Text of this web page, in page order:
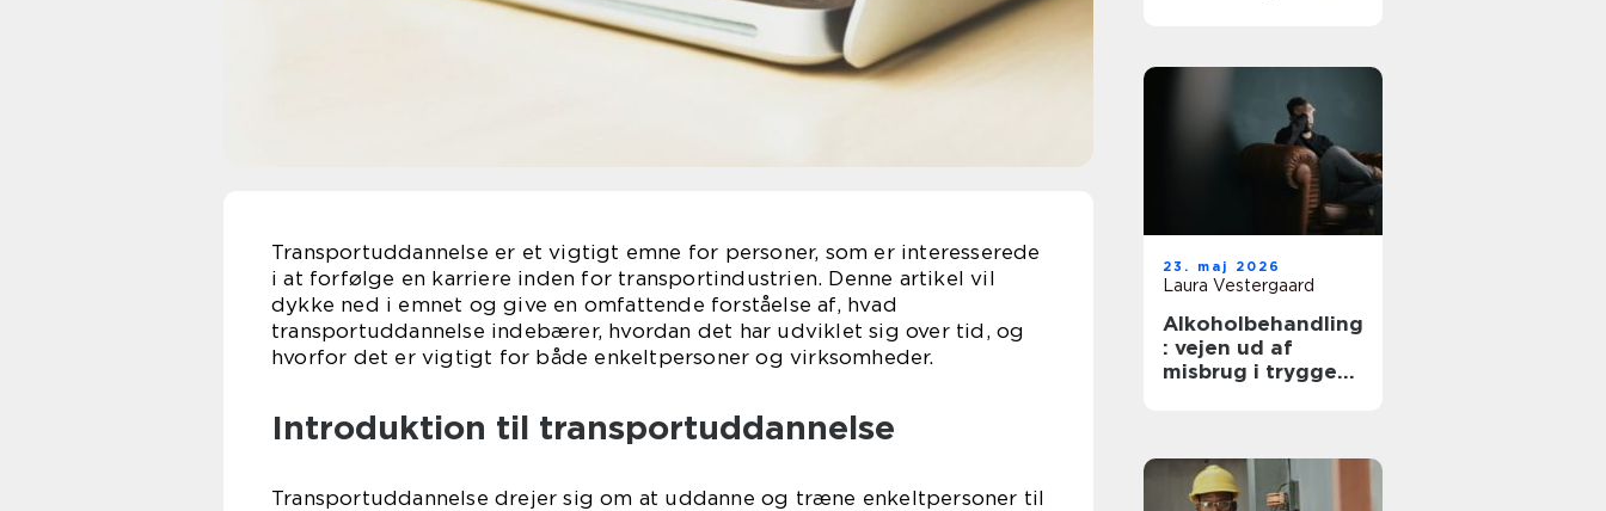
Transportuddannelse er et vigtigt emne for personer, som er interesserede
i at forfølge en karriere inden for transportindustrien. Denne artikel vil
dykke ned i emnet og give en omfattende forståelse af, hvad
transportuddannelse indebærer, hvordan det har udviklet sig over tid, og
hvorfor det er vigtigt for både enkeltpersoner og virksomheder.
Introduktion til transportuddannelse
Transportuddannelse drejer sig om at uddanne og træne enkeltpersoner til
23. maj 2026
Laura Vestergaard
Alkoholbehandling
: vejen ud af
misbrug i trygge